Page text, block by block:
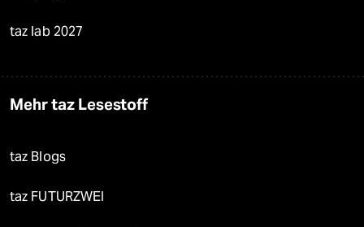
taz lab 2027
Mehr taz Lesestoff
taz Blogs
taz FUTURZWEI